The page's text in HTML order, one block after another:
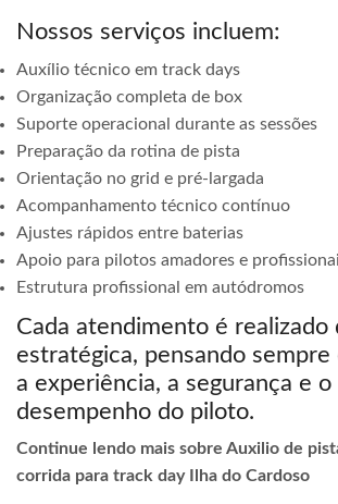
Nossos serviços incluem:
Auxílio técnico em track days
Organização completa de box
Suporte operacional durante as sessões
Preparação da rotina de pista
Orientação no grid e pré-largada
Acompanhamento técnico contínuo
Ajustes rápidos entre baterias
Apoio para pilotos amadores e
Estrutura profissional em autódromos
Cada atendimento é realizado
estratégica, pensando
a experiência, a segurança e o
desempenho do piloto.
Continue lendo mais sobre Auxilio de
corrida para track day Ilha do Cardoso